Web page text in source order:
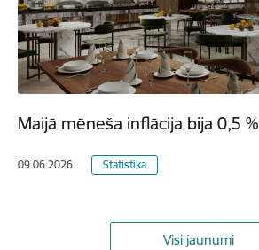
Maijā mēneša inflācija bija 0,5 %
09.06.2026. Statistika
Visi jaunumi